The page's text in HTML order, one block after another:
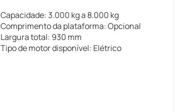
Capacidade: 3.000 kg a 8.000 kg
Comprimento da plataforma: Opcional
Largura total: 930 mm
Tipo de motor disponível: Elétrico